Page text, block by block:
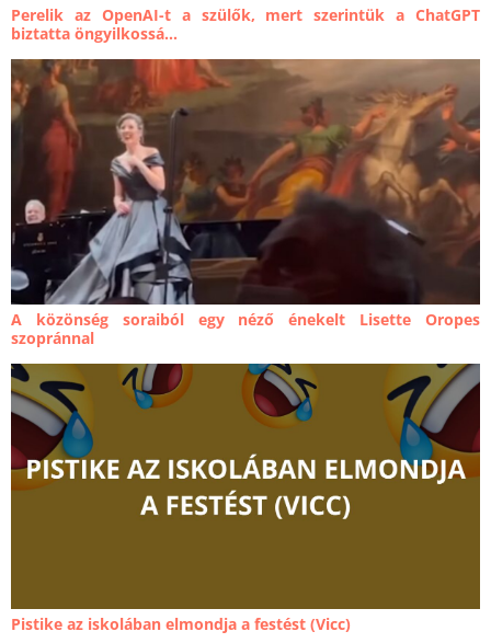
Perelik az OpenAI-t a szülők, mert szerintük a ChatGPT
biztatta öngyilkossá...
A közönség soraiból egy néző énekelt Lisette Oropes
szopránnal
Pistike az iskolában elmondja a festést (Vicc)